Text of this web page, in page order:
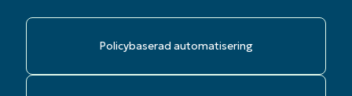
Policybaserad automatisering